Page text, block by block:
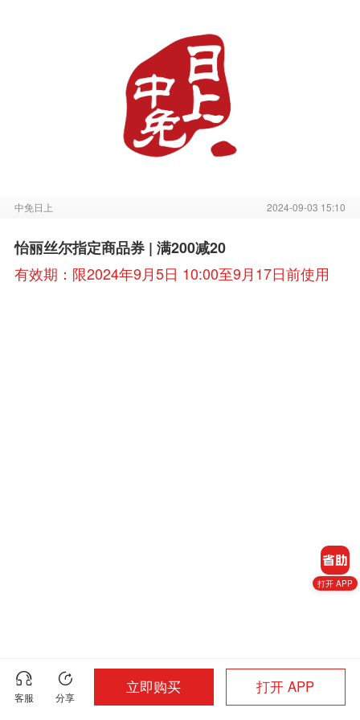
中免日上 2024-09-03 15:10
怡丽丝尔指定商品券 | 满200减20
有效期：限2024年9月5日 10:00至9月17日前使用
打开 APP
客服 分享
立即购买 打开 APP